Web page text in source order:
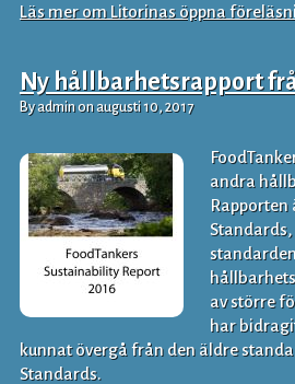
Läs mer om Litorinas öppna
Ny hållbarhetsrapport
By admin on augusti 10, 2017
andra
Rapporten
av större
har
kunnat övergå från den äldre
Standards.